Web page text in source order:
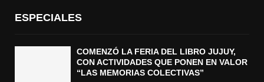
ESPECIALES
COMENZÓ LA FERIA DEL LIBRO JUJUY,
CON ACTIVIDADES QUE PONEN EN VALOR
“LAS MEMORIAS COLECTIVAS”